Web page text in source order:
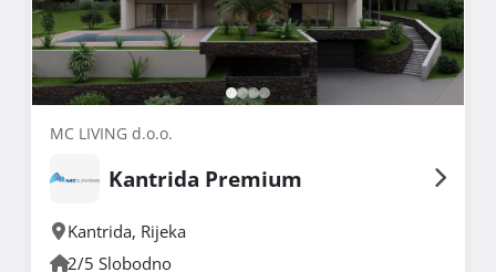
MC LIVING d.o.o.
Kantrida Premium
Kantrida, Rijeka
2/5 Slobodno